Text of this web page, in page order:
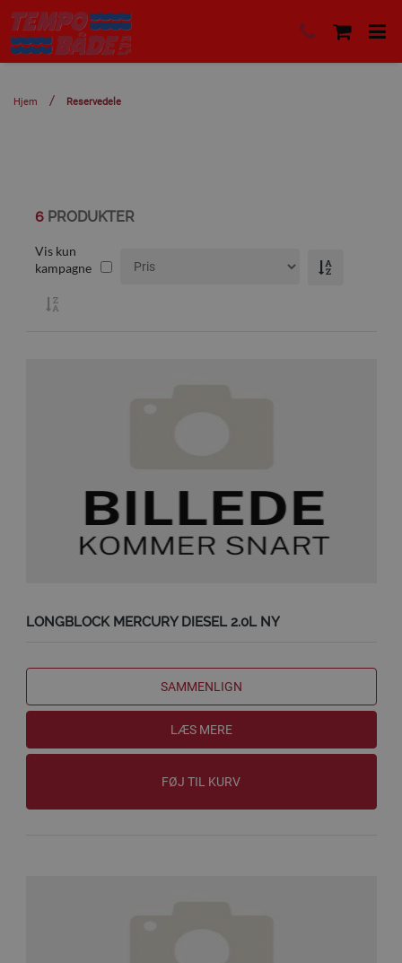
Hjem Reservedele
6PRODUKTER
Vis kun
kampagne
LONGBLOCK MERCURY DIESEL 2.0L NY
SAMMENLIGN
LÆS MERE
FØJ TIL KURV